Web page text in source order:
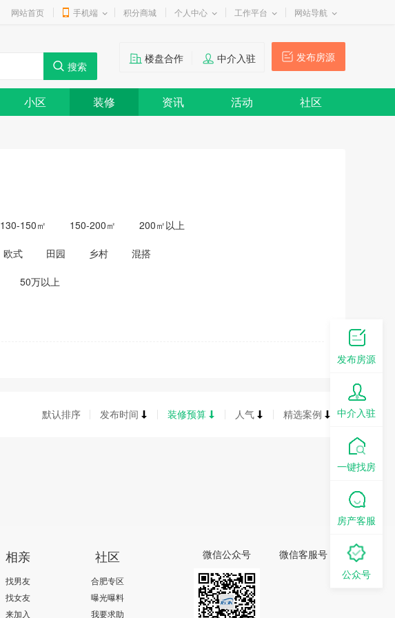
网站首页 手机端 积分商城 个人中心 工作平台 网站导航
发布房源
楼盘合作 中介入驻
小区 装修 资讯 活动 社区
130-150㎡ 150-200㎡ 200㎡以上
欧式 田园 乡村 混搭
50万以上
默认排序 发布时间 装修预算 人气 精选案例
相亲
找男友
找女友
来加入
社区
合肥专区
曝光曝料
我要求助
微信公众号 微信客服号
发布房源
中介入驻
一键找房
房产客服
公众号